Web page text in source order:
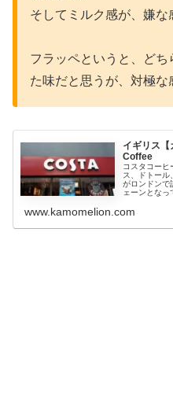
そしてミルク感が、嫌な
フラッペというと、ど
た味だと思うが、対極な
イギリス
Coffee
コスタコーヒ
ス、ドトール
がロンドンで
ェーンとなっ
www.kamomelion.com